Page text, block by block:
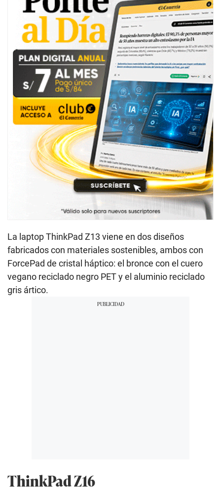
La laptop ThinkPad Z13 viene en dos diseños
fabricados con materiales sostenibles, ambos con
ForcePad de cristal háptico: el bronce con el cuero
vegano reciclado negro PET y el aluminio reciclado
gris ártico.
ThinkPad Z16